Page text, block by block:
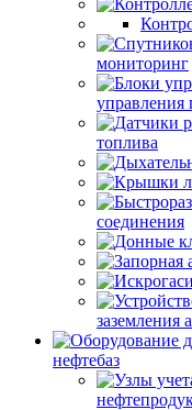
мониторинг
управления
топлива
соединения
заземления
нефтебаз